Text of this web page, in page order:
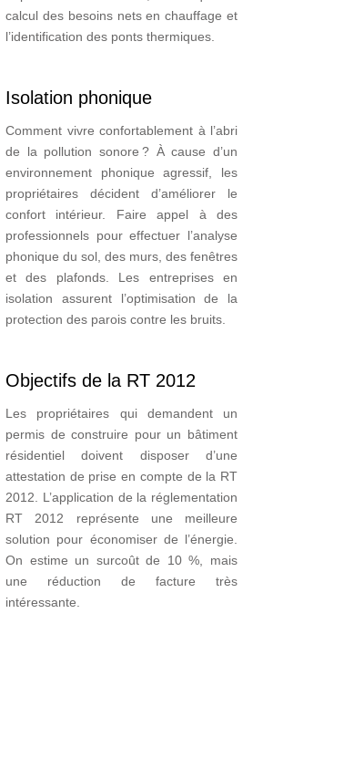
calcul des besoins nets en chauffage et
l’identification des ponts thermiques.
Isolation phonique
Comment vivre confortablement à l’abri
de la pollution sonore ? À cause d’un
environnement phonique agressif, les
propriétaires décident d’améliorer le
confort intérieur. Faire appel à des
professionnels pour effectuer l’analyse
phonique du sol, des murs, des fenêtres
et des plafonds. Les entreprises en
isolation assurent l’optimisation de la
protection des parois contre les bruits.
Objectifs de la RT 2012
Les propriétaires qui demandent un
permis de construire pour un bâtiment
résidentiel doivent disposer d’une
attestation de prise en compte de la RT
2012. L’application de la réglementation
RT 2012 représente une meilleure
solution pour économiser de l’énergie.
On estime un surcoût de 10 %, mais
une réduction de facture très
intéressante.